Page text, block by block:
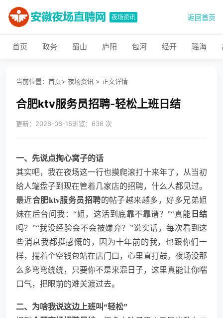
夜场资讯 返回首页
首页 政务 蜀山 庐阳 包河 经开 瑶海
当前位置： 首页> 夜场资讯 > 正文详情
合肥ktv服务员招聘-轻松上班日结
更新：2026-06-15浏览：636 次
一、先说点掏心窝子的话
其实吧，我在夜场这一行也摸爬滚打十来年了，从当初
给人端盘子到现在管着几家店的招聘，什么人都见过。
最近合肥ktv服务员招聘的帖子越来越多，好多兄弟姐
妹在后台问我：“姐，这活到底靠不靠谱？”“真能 日结
吗？”“我没经验会不会被嫌弃？”说实话，每次看到这
些消息我都挺感慨的，因为十年前的我，也跟你们一
样，揣着个空钱包站在店门口，心里直打鼓。夜场没那
么多弯弯绕绕，只要你不是来混日子，这里真能让你喘
口气，把眼前的难关渡过去。
二、为啥我说这边上班叫“轻松”